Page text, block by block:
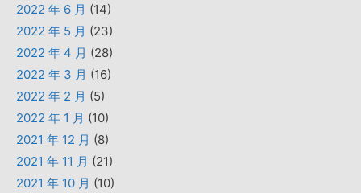
2022 年 6 月 (14)
2022 年 5 月 (23)
2022 年 4 月 (28)
2022 年 3 月 (16)
2022 年 2 月 (5)
2022 年 1 月 (10)
2021 年 12 月 (8)
2021 年 11 月 (21)
2021 年 10 月 (10)